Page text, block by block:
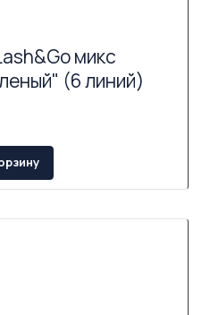
микс
(6 линий)